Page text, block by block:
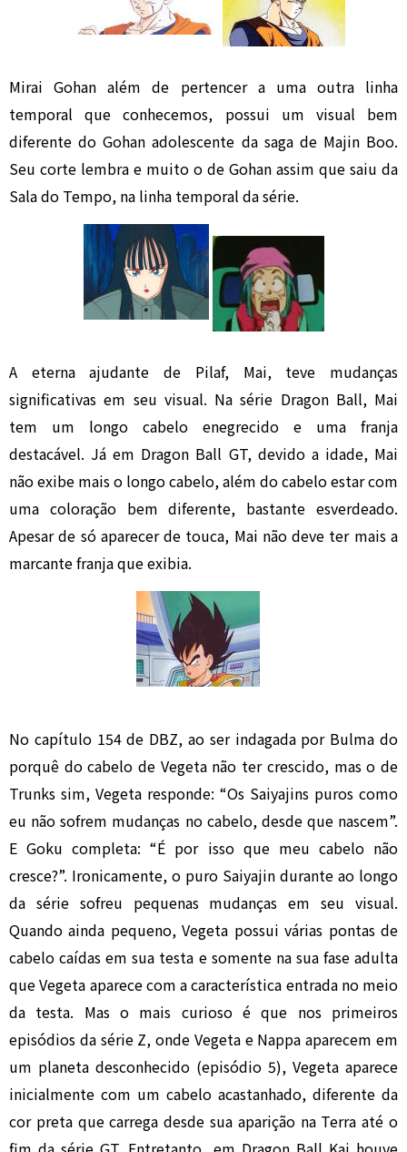
Mirai Gohan além de pertencer a uma outra linha
temporal que conhecemos, possui um visual bem
diferente do Gohan adolescente da saga de Majin Boo.
Seu corte lembra e muito o de Gohan assim que saiu da
Sala do Tempo, na linha temporal da série.
A eterna ajudante de Pilaf, Mai, teve mudanças
significativas em seu visual. Na série Dragon Ball, Mai
tem um longo cabelo enegrecido e uma franja
destacável. Já em Dragon Ball GT, devido a idade, Mai
não exibe mais o longo cabelo, além do cabelo estar com
uma coloração bem diferente, bastante esverdeado.
Apesar de só aparecer de touca, Mai não deve ter mais a
marcante franja que exibia.
No capítulo 154 de DBZ, ao ser indagada por Bulma do
porquê do cabelo de Vegeta não ter crescido, mas o de
Trunks sim, Vegeta responde: “Os Saiyajins puros como
eu não sofrem mudanças no cabelo, desde que nascem”.
E Goku completa: “É por isso que meu cabelo não
cresce?”. Ironicamente, o puro Saiyajin durante ao longo
da série sofreu pequenas mudanças em seu visual.
Quando ainda pequeno, Vegeta possui várias pontas de
cabelo caídas em sua testa e somente na sua fase adulta
que Vegeta aparece com a característica entrada no meio
da testa. Mas o mais curioso é que nos primeiros
episódios da série Z, onde Vegeta e Nappa aparecem em
um planeta desconhecido (episódio 5), Vegeta aparece
inicialmente com um cabelo acastanhado, diferente da
cor preta que carrega desde sua aparição na Terra até o